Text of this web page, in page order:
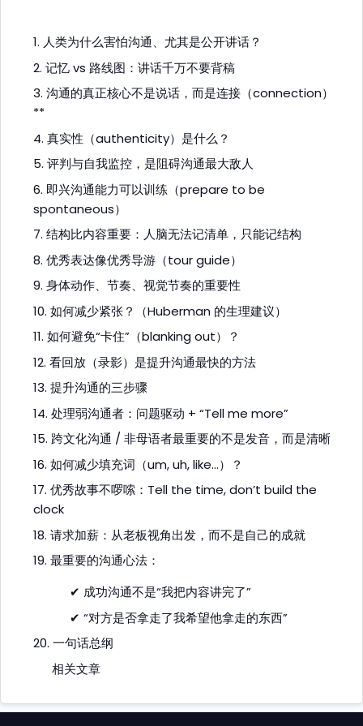
1. 人类为什么害怕沟通、尤其是公开讲话？
2. 记忆 vs 路线图：讲话千万不要背稿
3. 沟通的真正核心不是说话，而是连接（connection）
**
4. 真实性（authenticity）是什么？
5. 评判与自我监控，是阻碍沟通最大敌人
6. 即兴沟通能力可以训练（prepare to be
spontaneous）
7. 结构比内容重要：人脑无法记清单，只能记结构
8. 优秀表达像优秀导游（tour guide）
9. 身体动作、节奏、视觉节奏的重要性
10. 如何减少紧张？（Huberman 的生理建议）
11. 如何避免“卡住”（blanking out）？
12. 看回放（录影）是提升沟通最快的方法
13. 提升沟通的三步骤
14. 处理弱沟通者：问题驱动 + “Tell me more”
15. 跨文化沟通 / 非母语者最重要的不是发音，而是清晰
16. 如何减少填充词（um, uh, like…）？
17. 优秀故事不啰嗦：Tell the time, don’t build the
clock
18. 请求加薪：从老板视角出发，而不是自己的成就
19. 最重要的沟通心法：
✔ 成功沟通不是“我把内容讲完了”
✔ “对方是否拿走了我希望他拿走的东西”
20. 一句话总纲
相关文章